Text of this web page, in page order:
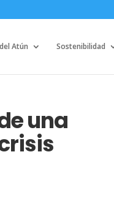
Atún Sostenibilidad
una